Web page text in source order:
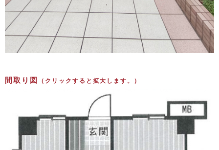
間取り図 （クリックすると拡大します。）